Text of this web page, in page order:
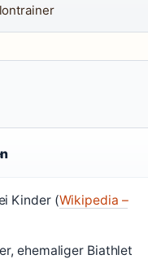
Kinder (Wikipedia –
ehemaliger Biathlet